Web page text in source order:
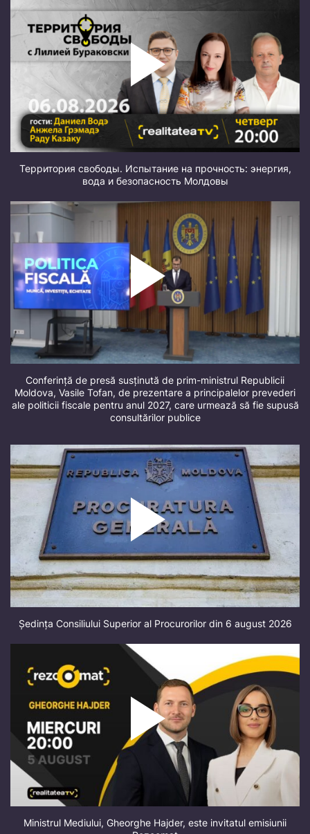
Территория свободы. Испытание на прочность: энергия,
вода и безопасность Молдовы
Conferință de presă susținută de prim-ministrul Republicii
Moldova, Vasile Tofan, de prezentare a principalelor prevederi
ale politicii fiscale pentru anul 2027, care urmează să fie supusă
consultărilor publice
Ședința Consiliului Superior al Procurorilor din 6 august 2026
Ministrul Mediului, Gheorghe Hajder, este invitatul emisiunii